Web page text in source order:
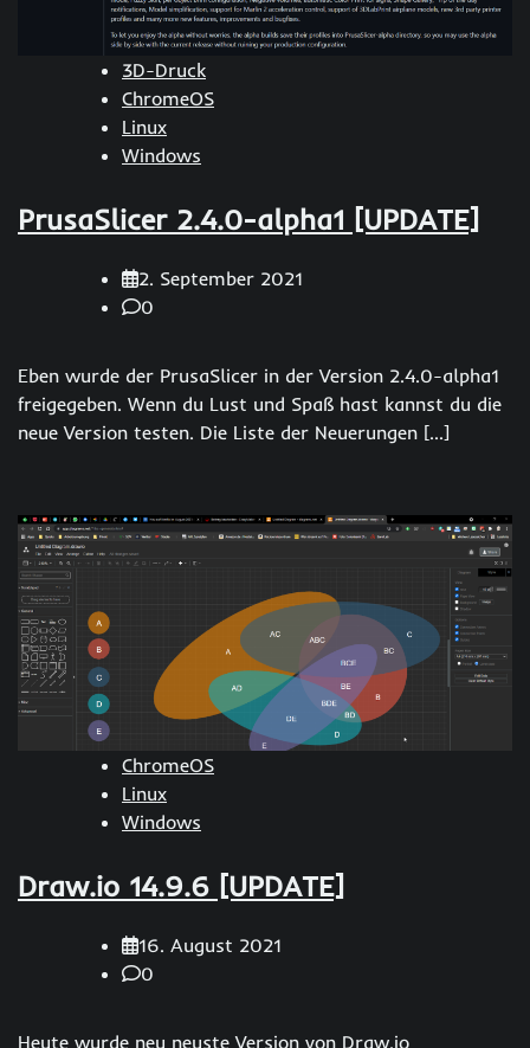
3D-Druck
ChromeOS
Linux
Windows
PrusaSlicer 2.4.0-alpha1 [UPDATE]
2. September 2021
0
Eben wurde der PrusaSlicer in der Version 2.4.0-alpha1
freigegeben. Wenn du Lust und Spaß hast kannst du die
neue Version testen. Die Liste der Neuerungen […]
ChromeOS
Linux
Windows
Draw.io 14.9.6 [UPDATE]
16. August 2021
0
Heute wurde neu neuste Version von Draw.io